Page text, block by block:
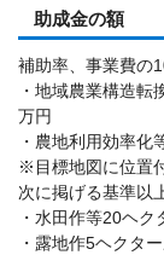
助成金の額
補助率、事業費の
・地域農業構造
万円
・農地利用効率化
※目標地図に位置
次に掲げる基準以
・水田作等20ヘク
・露地作5ヘクタ